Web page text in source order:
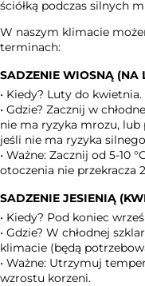
ściółką podczas silnych
W naszym klimacie
terminach:
SADZENIE WIOSNĄ (NA
• Kiedy? Luty do kwietnia.
• ​​Gdzie? Zacznij w
nie ma ryzyka mrozu, lub
jeśli nie ma ryzyka
• Ważne: Zacznij od 5-10
otoczenia nie przekracza
SADZENIE JESIENIĄ
• Kiedy? Pod koniec
• Gdzie? W chłodnej
klimacie (będą
• Ważne: Utrzymuj
wzrostu korzeni.